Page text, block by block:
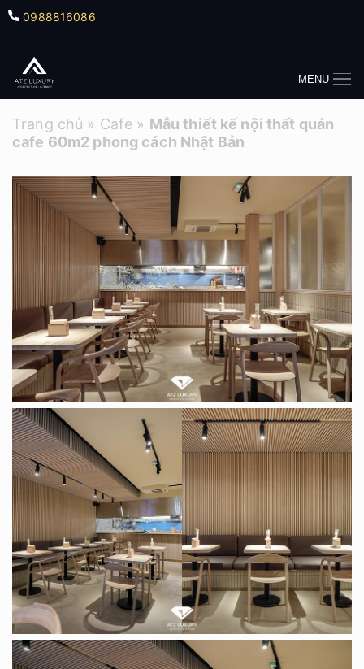
0988816086
MENU
Trang chủ » Cafe » Mẫu thiết kế nội thất quán
cafe 60m2 phong cách Nhật Bản